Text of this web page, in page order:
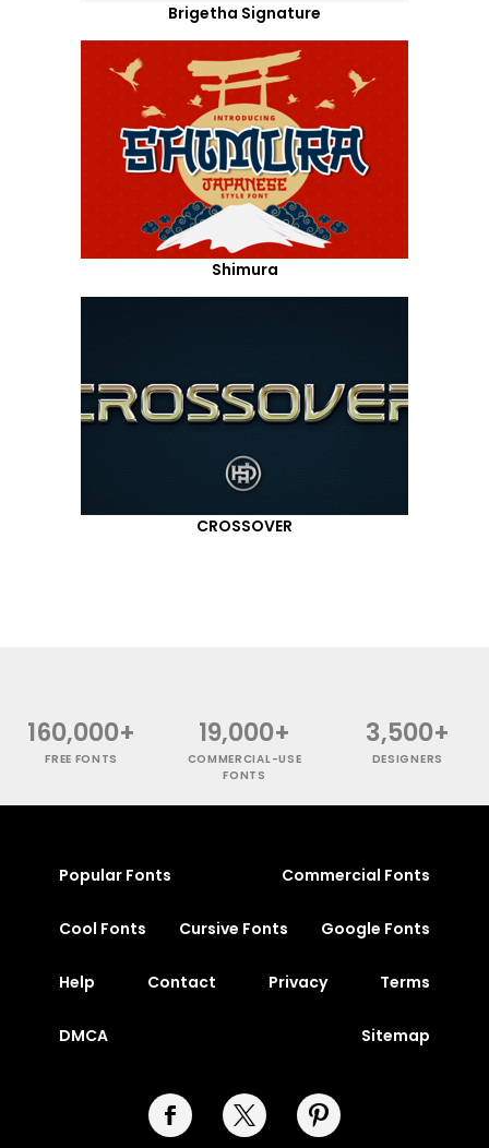
Brigetha Signature
Shimura
CROSSOVER
160,000+
FREE FONTS
19,000+
COMMERCIAL-USE
FONTS
3,500+
DESIGNERS
Popular Fonts Commercial Fonts
Cool Fonts Cursive Fonts Google Fonts
Help Contact Privacy Terms
DMCA Sitemap